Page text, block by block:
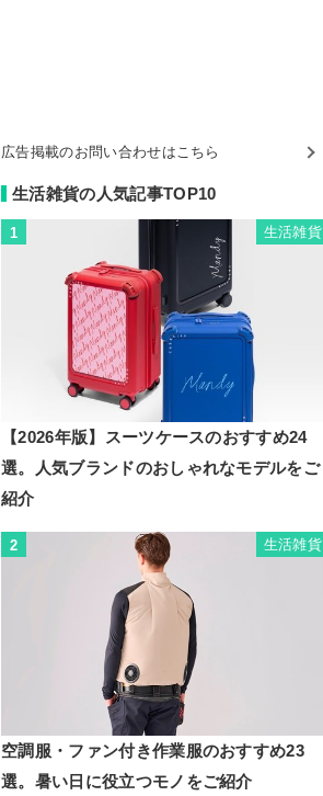
広告掲載のお問い合わせはこちら
生活雑貨の人気記事TOP10
1 生活雑貨
【2026年版】スーツケースのおすすめ24
選。人気ブランドのおしゃれなモデルをご
紹介
2 生活雑貨
空調服・ファン付き作業服のおすすめ23
選。暑い日に役立つモノをご紹介